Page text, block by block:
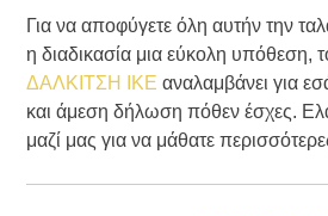
Για να αποφύγετε όλη αυτήν την
η διαδικασία μια εύκολη υπόθεση,
ΔΑΛΚΙΤΣΗ ΙΚΕ αναλαμβάνει για
και άμεση δήλωση πόθεν έσχες.
μαζί μας για να μάθατε